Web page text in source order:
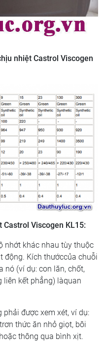
nhiệt Castrol Viscogen
Viscogen KL15:
nhớt khác nhau tùy thuộc
động. Kích thướccủa chuỗi
nó (ví dụ: con lăn, chốt,
liên kết phẳng) làquan
được xem xét, ví dụ:
thức ăn nhỏ giọt, bôi
thông qua bình xịt.